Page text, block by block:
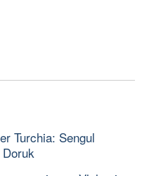
Turchia: Sengul